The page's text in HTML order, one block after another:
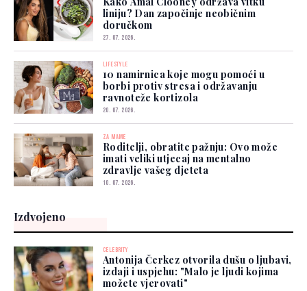
liniju? Dan započinje neobičnim
doručkom
27. 07. 2026.
LIFESTYLE
10 namirnica koje mogu pomoći u
borbi protiv stresa i održavanju
ravnoteže kortizola
20. 07. 2026.
ZA MAME
Roditelji, obratite pažnju: Ovo može
imati veliki utjecaj na mentalno
zdravlje vašeg djeteta
10. 07. 2026.
Izdvojeno
CELEBRITY
Antonija Čerkez otvorila dušu o ljubavi,
izdaji i uspjehu: "Malo je ljudi kojima
možete vjerovati"